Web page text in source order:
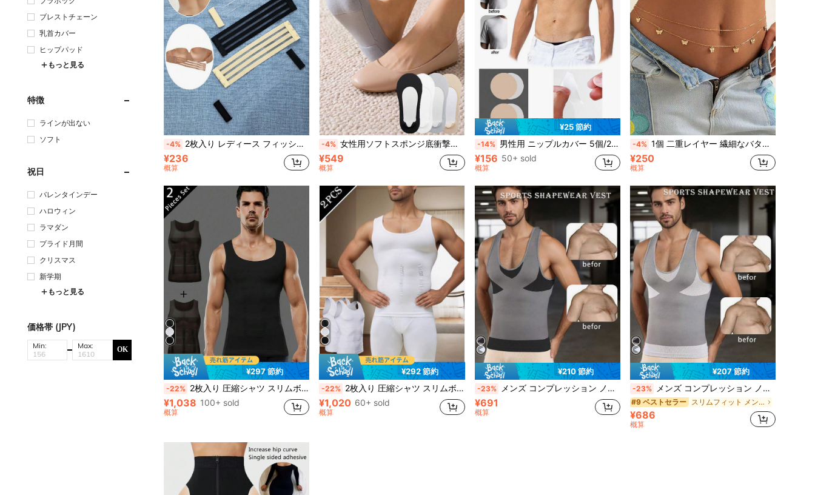
ブレストチェーン
乳首カバー
ヒップパッド
もっと見る
特徴
ラインが出ない
ソフト
祝日
バレンタインデー
ハロウィン
ラマダン
プライド月間
クリスマス
新学期
もっと見る
価格帯 (JPY)
Min: Max: OK
-4% 2枚入り レディース フィッシュネット ホロー ブラジャー、再利用可能なクラスプ、エレガントな生地デザイン、目立たない透明スタイル、様々な透明ブラに適しています
¥236
概算
-4% 女性用ソフトスポンジ底衝撃吸収快適カジュアル目立たない靴下 4足組、あらゆる靴に対応、夏用
¥549
概算
¥25 節約
-14% 男性用 ニップルカバー 5個/20個/50個セット、超薄型 快適 粘着パスティーズ、突出したニップルに適し、擦り傷を防ぐ、マラソン、ビジネス、デイリー、結婚式、家族パーティなどに使えます
¥156 50+ sold
概算
-4% 1個 二重レイヤー 繊細なバタフライフリンジウエストチェーン ボディチェーン、セクシーなビーチジュエリー、ヨーロッパ&アメリカンスタイル
¥250
概算
¥297 節約
-22% 2枚入り 圧縮シャツ スリムボディトップ ノースリーブ 腹部シェイプウェア 女性化乳房圧縮シャツ、タミーコントロール アンダーシャツ-数秒で着替え
¥1,038 100+ sold
概算
¥292 節約
-22% 2枚入り 圧縮シャツ スリムボディトップ ノースリーブ 腹部シェイプウェア 女性化乳房圧縮シャツ、タミーコントロール アンダーシャツ-数秒で着替え
¥1,020 60+ sold
概算
¥210 節約
-23% メンズ コンプレッション ノースリーブシャツ、スリミング アンダーシャツ、スポーツ、通勤、レイヤリングに適しています
¥691
概算
¥207 節約
-23% メンズ コンプレッション ノースリーブシャツ、スリミング アンダーシャツ、スポーツ、通勤、レイヤリングに適しています
#9 ベストセラー スリムフィット メンズスポーツシェイパー
¥686
概算